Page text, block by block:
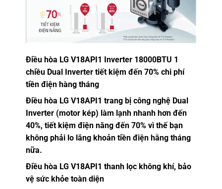
Điều hòa LG V18API1 Inverter 18000BTU 1
chiều Dual Inverter tiết kiệm đến 70% chi phí
tiền điện hàng tháng
Điều hòa LG V18API1 trang bị công nghệ Dual
Inverter (motor kép) làm lạnh nhanh hơn đến
40%, tiết kiệm điện năng đến 70% vì thế bạn
không phải lo lắng khoản tiền điện hằng tháng
nữa.
Điều hòa LG V18API1 thanh lọc không khí, bảo
vệ sức khỏe toàn diện